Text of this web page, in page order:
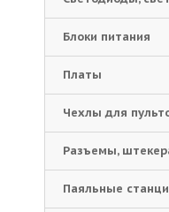
Блоки питания
Платы
Чехлы для
Разъемы,
Паяльные